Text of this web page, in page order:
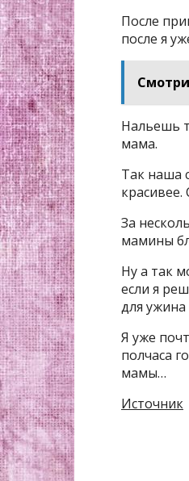
После
после я
Нальешь
мама.
Так наша
За
мамины
Ну а так
если я
для
Я уже
полчаса
мамы…
Источник